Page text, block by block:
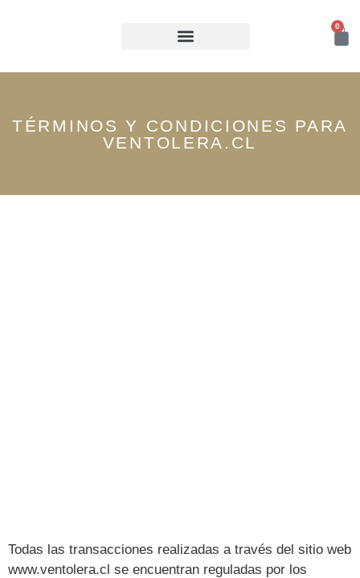
0
TÉRMINOS Y CONDICIONES PARA
VENTOLERA.CL
Todas las transacciones realizadas a través del sitio web
www.ventolera.cl se encuentran reguladas por los